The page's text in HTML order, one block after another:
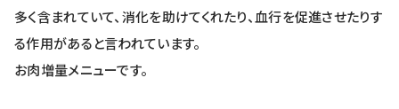
多く含まれていて、消化を助けてくれたり、血行を促進させたりす
る作用があると言われています。
お肉増量メニューです。